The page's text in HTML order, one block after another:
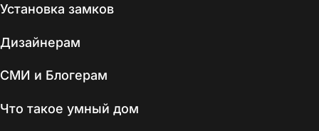
Установка замков
Дизайнерам
СМИ и Блогерам
Что такое умный дом